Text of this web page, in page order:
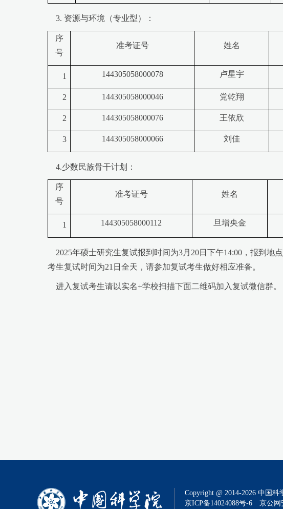
3. 资源与环境（专业型）：
序
号
准考证号 姓名
1 144305058000078 卢星宇
2 144305058000046 党乾翔
2 144305058000076 王依欣
3 144305058000066 刘佳
4.少数民族骨干计划：
序
号
准考证号 姓名
1 144305058000112 旦增央金
2025年硕士研究生复试报到时间为3月20日下午14:00，报到地
考生复试时间为21日全天，请参加复试考生做好相应准备。
进入复试考生请以实名+学校扫描下面二维码加入复试微信群。
Copyright @ 2014-2026 中国科
京ICP备14024088号-6
京公网